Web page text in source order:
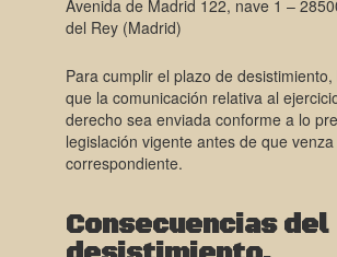
Avenida de Madrid 122, nave 1 –
del Rey (Madrid)
Para cumplir el plazo de
que la comunicación relativa al
derecho sea enviada conforme a lo
legislación vigente antes de que
correspondiente.
Consecuencias del